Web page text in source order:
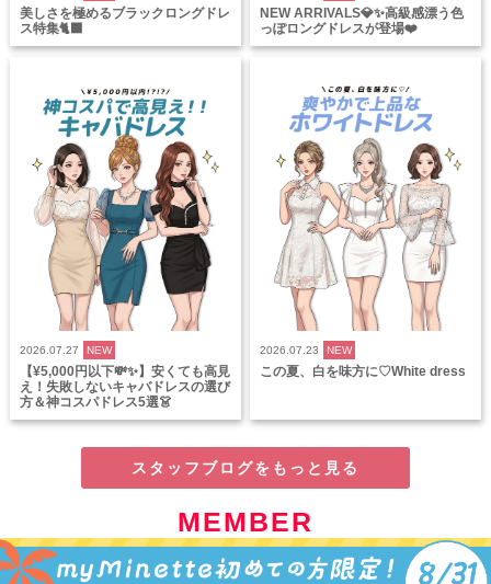
美しさを極めるブラックロングドレ
ス特集🐈‍⬛
NEW ARRIVALS💎✨高級感漂う色
っぽロングドレスが登場❤️
2026.07.27 NEW
【¥5,000円以下💸✨】安くても高見
え！失敗しないキャバドレスの選び
方＆神コスパドレス5選👗
2026.07.23 NEW
この夏、白を味方に♡White dress
スタッフブログをもっと見る
MEMBER